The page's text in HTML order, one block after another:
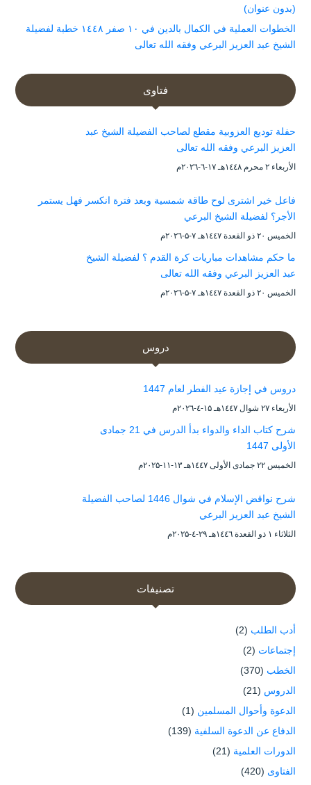
(بدون عنوان)
الخطوات العملية في الكمال بالدين في ١٠ صفر ١٤٤٨ خطبة لفضيلة
الشيخ عبد العزيز البرعي وفقه الله تعالى
فتاوى
حفلة توديع العزوبية مقطع لصاحب الفضيلة الشيخ عبد
العزيز البرعي وفقه الله تعالى
الأربعاء ۲ محرم ۱٤٤۸هـ ۱۷-٦-۲۰۲٦م
فاعل خير اشترى لوح طاقة شمسية وبعد فترة انكسر فهل يستمر
الأجر؟ لفضيلة الشيخ البرعي
الخميس ۲۰ ذو القعدة ۱٤٤۷هـ ۷-۵-۲۰۲٦م
ما حكم مشاهدات مباريات كرة القدم ؟ لفضيلة الشيخ
عبد العزيز البرعي وفقه الله تعالى
الخميس ۲۰ ذو القعدة ۱٤٤۷هـ ۷-۵-۲۰۲٦م
دروس
دروس في إجازة عيد الفطر لعام 1447
الأربعاء ۲۷ شوال ۱٤٤۷هـ ۱۵-٤-۲۰۲٦م
شرح كتاب الداء والدواء بدأ الدرس في 21 جمادى
الأولى 1447
الخميس ۲۲ جمادى الأولى ۱٤٤۷هـ ۱۳-۱۱-۲۰۲۵م
شرح نواقض الإسلام في شوال 1446 لصاحب الفضيلة
الشيخ عبد العزيز البرعي
الثلاثاء ۱ ذو القعدة ۱٤٤٦هـ ۲۹-٤-۲۰۲۵م
تصنيفات
أدب الطلب (2)
إجتماعات (2)
الخطب (370)
الدروس (21)
الدعوة وأحوال المسلمين (1)
الدفاع عن الدعوة السلفية (139)
الدورات العلمية (21)
الفتاوى (420)